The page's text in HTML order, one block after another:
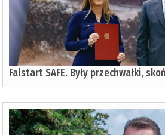
Falstart SAFE. Były przechwałki,